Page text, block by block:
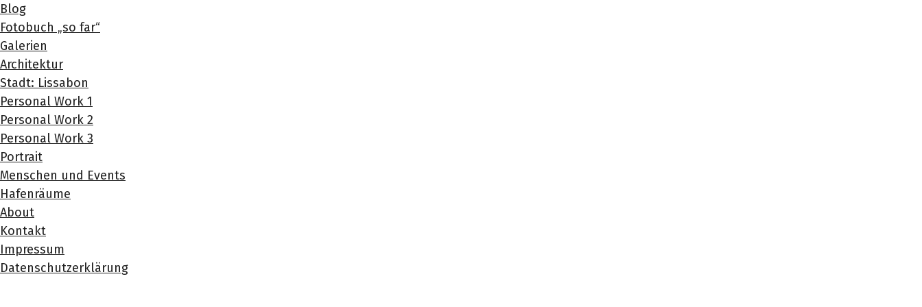
Blog
Fotobuch „so far“
Galerien
Architektur
Stadt: Lissabon
Personal Work 1
Personal Work 2
Personal Work 3
Portrait
Menschen und Events
Hafenräume
About
Kontakt
Impressum
Datenschutzerklärung